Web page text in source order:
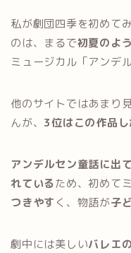
私が劇団四季を初めて
のは、まるで初夏のよ
ミュージカル「アンデ
他のサイトではあまり
んが、 3位はこの作品
アンデルセン童話に出
れているため、初めて
つきやす く、物語が子
劇中には美しいバレエ